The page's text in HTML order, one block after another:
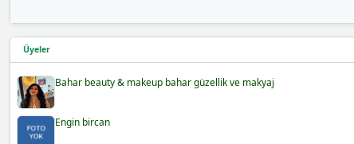
Üyeler
Bahar beauty & makeup bahar güzellik ve makyaj
Engin bircan